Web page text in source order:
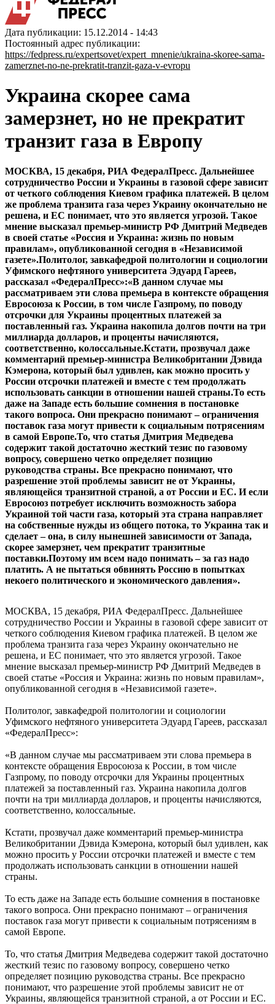
Дата публикации: 15.12.2014 - 14:43
Постоянный адрес публикации:
https://fedpress.ru/expertsovet/expert_mnenie/ukraina-skoree-sama-
zamerznet-no-ne-prekratit-tranzit-gaza-v-evropu
Украина скорее сама
замерзнет, но не прекратит
транзит газа в Европу
МОСКВА, 15 декабря, РИА ФедералПресс. Дальнейшее
сотрудничество России и Украины в газовой сфере зависит
от четкого соблюдения Киевом графика платежей. В целом
же проблема транзита газа через Украину окончательно не
решена, и ЕС понимает, что это является угрозой. Такое
мнение высказал премьер-министр РФ Дмитрий Медведев
в своей статье «Россия и Украина: жизнь по новым
правилам», опубликованной сегодня в «Независимой
газете».Политолог, завкафедрой политологии и социологии
Уфимского нефтяного университета Эдуард Гареев,
рассказал «ФедералПресс»:«В данном случае мы
рассматриваем эти слова премьера в контексте обращения
Евросоюза к России, в том числе Газпрому, по поводу
отсрочки для Украины процентных платежей за
поставленный газ. Украина накопила долгов почти на три
миллиарда долларов, и проценты начисляются,
соответственно, колоссальные.Кстати, прозвучал даже
комментарий премьер-министра Великобритании Дэвида
Кэмерона, который был удивлен, как можно просить у
России отсрочки платежей и вместе с тем продолжать
использовать санкции в отношении нашей страны.То есть
даже на Западе есть большие сомнения в постановке
такого вопроса. Они прекрасно понимают – ограничения
поставок газа могут привести к социальным потрясениям
в самой Европе.То, что статья Дмитрия Медведева
содержит такой достаточно жесткий тезис по газовому
вопросу, совершено четко определяет позицию
руководства страны. Все прекрасно понимают, что
разрешение этой проблемы зависит не от Украины,
являющейся транзитной страной, а от России и ЕС. И если
Евросоюз потребует исключить возможность забора
Украиной той части газа, который эта страна направляет
на собственные нужды из общего потока, то Украина так и
сделает – она, в силу нынешней зависимости от Запада,
скорее замерзнет, чем прекратит транзитные
поставки.Поэтому им всем надо понимать – за газ надо
платить. А не пытаться обвинять Россию в попытках
некоего политического и экономического давления».
МОСКВА, 15 декабря, РИА ФедералПресс. Дальнейшее
сотрудничество России и Украины в газовой сфере зависит от
четкого соблюдения Киевом графика платежей. В целом же
проблема транзита газа через Украину окончательно не
решена, и ЕС понимает, что это является угрозой. Такое
мнение высказал премьер-министр РФ Дмитрий Медведев в
своей статье «Россия и Украина: жизнь по новым правилам»,
опубликованной сегодня в «Независимой газете».
Политолог, завкафедрой политологии и социологии
Уфимского нефтяного университета Эдуард Гареев, рассказал
«ФедералПресс»:
«В данном случае мы рассматриваем эти слова премьера в
контексте обращения Евросоюза к России, в том числе
Газпрому, по поводу отсрочки для Украины процентных
платежей за поставленный газ. Украина накопила долгов
почти на три миллиарда долларов, и проценты начисляются,
соответственно, колоссальные.
Кстати, прозвучал даже комментарий премьер-министра
Великобритании Дэвида Кэмерона, который был удивлен, как
можно просить у России отсрочки платежей и вместе с тем
продолжать использовать санкции в отношении нашей
страны.
То есть даже на Западе есть большие сомнения в постановке
такого вопроса. Они прекрасно понимают – ограничения
поставок газа могут привести к социальным потрясениям в
самой Европе.
То, что статья Дмитрия Медведева содержит такой достаточно
жесткий тезис по газовому вопросу, совершено четко
определяет позицию руководства страны. Все прекрасно
понимают, что разрешение этой проблемы зависит не от
Украины, являющейся транзитной страной, а от России и ЕС.